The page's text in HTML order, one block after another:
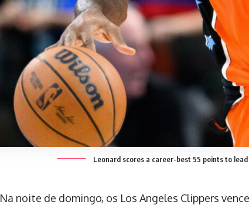
Leonard scores a career-best 55 points to
Na noite de domingo, os Los Angeles Clippers